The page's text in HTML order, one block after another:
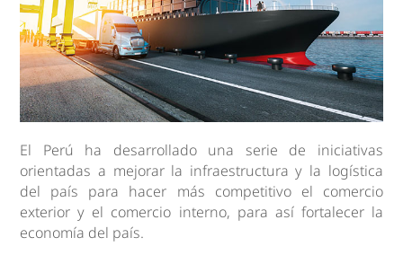
El Perú ha desarrollado una serie de iniciativas
orientadas a mejorar la infraestructura y la logística
del país para hacer más competitivo el comercio
exterior y el comercio interno, para así fortalecer la
economía del país.